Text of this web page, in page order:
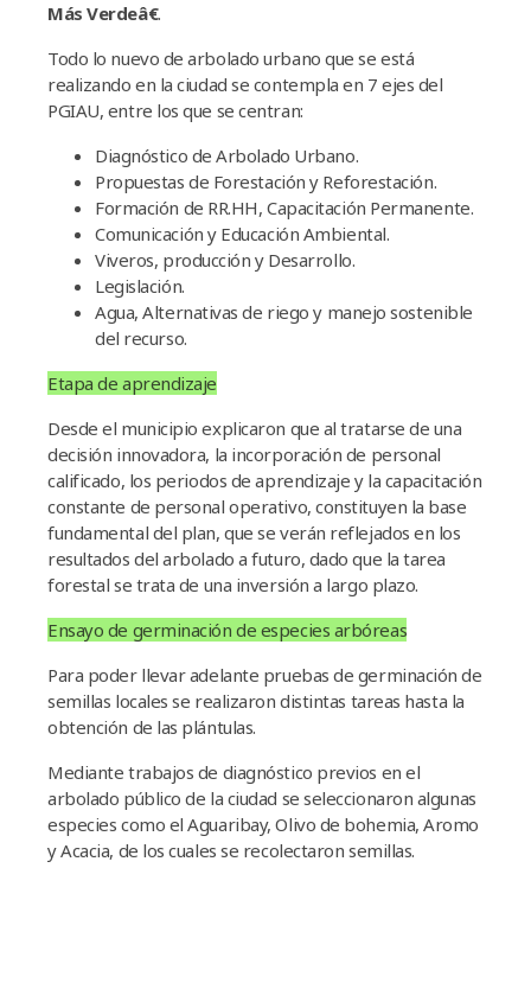
Más Verdeâ€.
Todo lo nuevo de arbolado urbano que se está
realizando en la ciudad se contempla en 7 ejes del
PGIAU, entre los que se centran:
Diagnóstico de Arbolado Urbano.
Propuestas de Forestación y Reforestación.
Formación de RR.HH, Capacitación Permanente.
Comunicación y Educación Ambiental.
Viveros, producción y Desarrollo.
Legislación.
Agua, Alternativas de riego y manejo sostenible
del recurso.
Etapa de aprendizaje
Desde el municipio explicaron que al tratarse de una
decisión innovadora, la incorporación de personal
calificado, los periodos de aprendizaje y la capacitación
constante de personal operativo, constituyen la base
fundamental del plan, que se verán reflejados en los
resultados del arbolado a futuro, dado que la tarea
forestal se trata de una inversión a largo plazo.
Ensayo de germinación de especies arbóreas
Para poder llevar adelante pruebas de germinación de
semillas locales se realizaron distintas tareas hasta la
obtención de las plántulas.
Mediante trabajos de diagnóstico previos en el
arbolado público de la ciudad se seleccionaron algunas
especies como el Aguaribay, Olivo de bohemia, Aromo
y Acacia, de los cuales se recolectaron semillas.